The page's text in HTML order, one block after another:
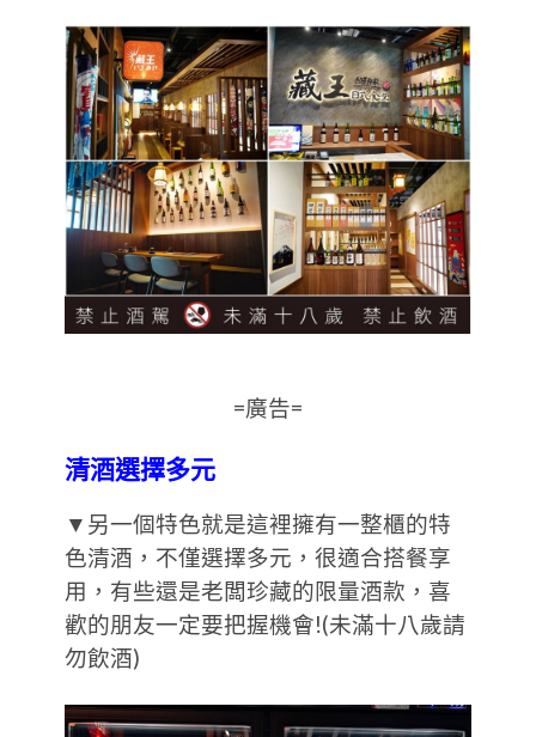
=廣告=
清酒選擇多元
▼另一個特色就是這裡擁有一整櫃的特
色清酒，不僅選擇多元，很適合搭餐享
用，有些還是老闆珍藏的限量酒款，喜
歡的朋友一定要把握機會!(未滿十八歲請
勿飲酒)